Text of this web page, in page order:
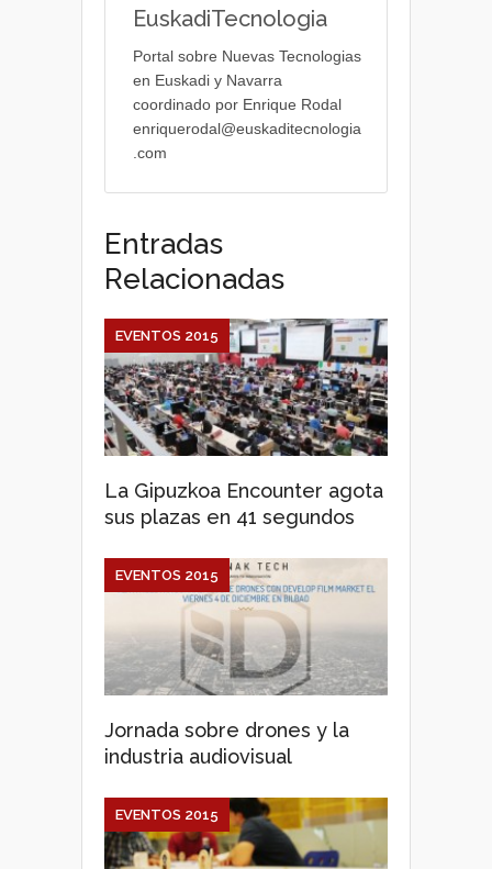
EuskadiTecnologia
Portal sobre Nuevas Tecnologias
en Euskadi y Navarra
coordinado por Enrique Rodal
enriquerodal@euskaditecnologia
.com
Entradas
Relacionadas
La Gipuzkoa Encounter agota
sus plazas en 41 segundos
EVENTOS 2015
Jornada sobre drones y la
industria audiovisual
EVENTOS 2015
EVENTOS 2015